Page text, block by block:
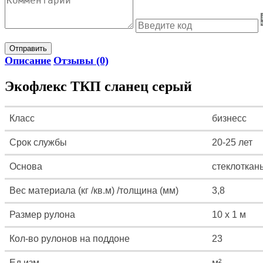
Отправить
Описание Отзывы (0)
Экофлекс ТКП сланец серый
Класс бизнесс
Срок службы 20-25 лет
Основа
Вес материала (кг /кв.м) /толщина (мм) 3,8
Размер рулона 10 х 1 м
Кол-во рулонов на поддоне 23